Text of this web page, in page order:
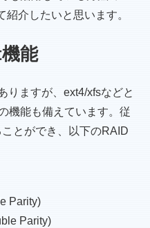
介したいと思います。
能
りますが、ext4/xfsなどと
機能も備えています。従
とができ、以下のRAID
Parity)
Parity)